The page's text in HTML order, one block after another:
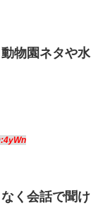
物園ネタや水
く会話で聞け